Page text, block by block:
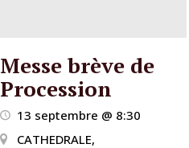
Messe brève de
Procession
13 septembre @ 8:30
CATHEDRALE,